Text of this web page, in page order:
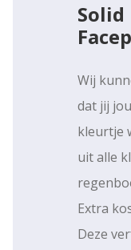
Solid
Wij
dat jij
kleurtje
uit alle
Extra
Deze